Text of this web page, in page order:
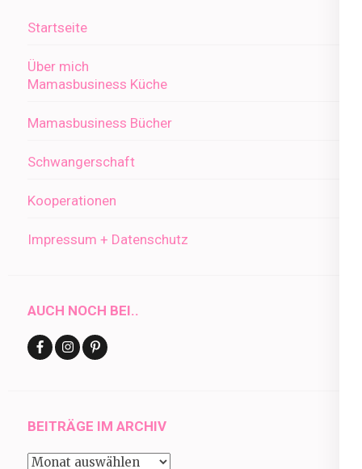
Startseite
Über mich
Mamasbusiness Küche
Mamasbusiness Bücher
Schwangerschaft
Kooperationen
Impressum + Datenschutz
AUCH NOCH BEI..
BEITRÄGE IM ARCHIV
Beiträge